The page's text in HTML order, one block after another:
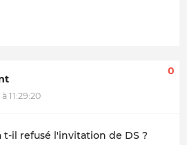
11:29:20
0
t-il refusé l'invitation de DS ?